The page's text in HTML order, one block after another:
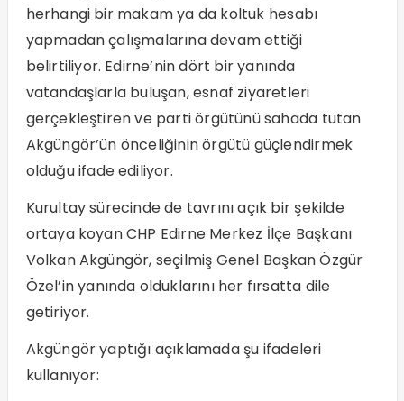
herhangi bir makam ya da koltuk hesabı
yapmadan çalışmalarına devam ettiği
belirtiliyor. Edirne’nin dört bir yanında
vatandaşlarla buluşan, esnaf ziyaretleri
gerçekleştiren ve parti örgütünü sahada tutan
Akgüngör’ün önceliğinin örgütü güçlendirmek
olduğu ifade ediliyor.
Kurultay sürecinde de tavrını açık bir şekilde
ortaya koyan CHP Edirne Merkez İlçe Başkanı
Volkan Akgüngör, seçilmiş Genel Başkan Özgür
Özel’in yanında olduklarını her fırsatta dile
getiriyor.
Akgüngör yaptığı açıklamada şu ifadeleri
kullanıyor: